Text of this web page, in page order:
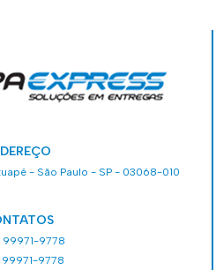
- São Paulo - SP - 03068-010
99971-9778
99971-9778